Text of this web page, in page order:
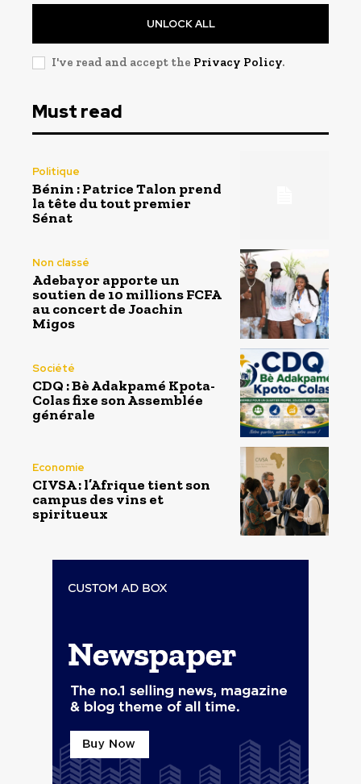
UNLOCK ALL
I've read and accept the Privacy Policy.
Must read
Politique
Bénin : Patrice Talon prend
la tête du tout premier
Sénat
Non classé
Adebayor apporte un
soutien de 10 millions FCFA
au concert de Joachin
Migos
Société
CDQ : Bè Adakpamé Kpota-
Colas fixe son Assemblée
générale
Economie
CIVSA : l’Afrique tient son
campus des vins et
spiritueux